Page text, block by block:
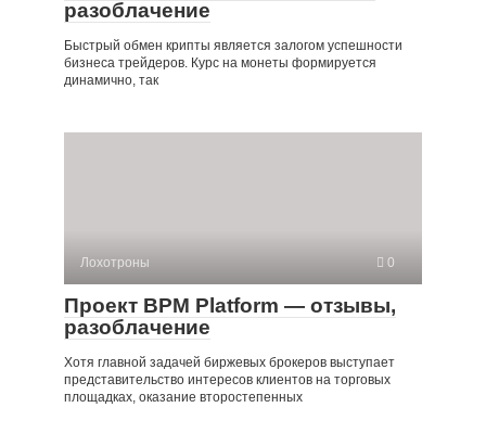
разоблачение
Быстрый обмен крипты является залогом успешности
бизнеса трейдеров. Курс на монеты формируется
динамично, так
Лохотроны 0
Проект BPM Platform — отзывы,
разоблачение
Хотя главной задачей биржевых брокеров выступает
представительство интересов клиентов на торговых
площадках, оказание второстепенных